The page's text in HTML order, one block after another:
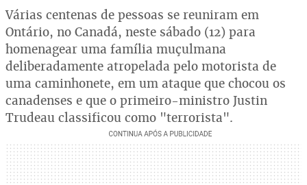
Várias centenas de pessoas se reuniram em
Ontário, no Canadá, neste sábado (12) para
homenagear uma família muçulmana
deliberadamente atropelada pelo motorista de
uma caminhonete, em um ataque que chocou os
canadenses e que o primeiro-ministro Justin
Trudeau classificou como "terrorista".